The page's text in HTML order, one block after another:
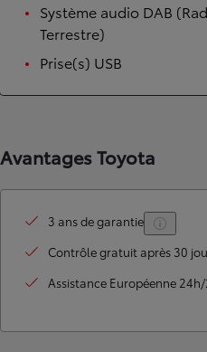
Système audio DAB
Terrestre)
Prise(s) USB
Avantages Toyota
3 ans de garantie
Contrôle gratuit après 30
Assistance Européenne